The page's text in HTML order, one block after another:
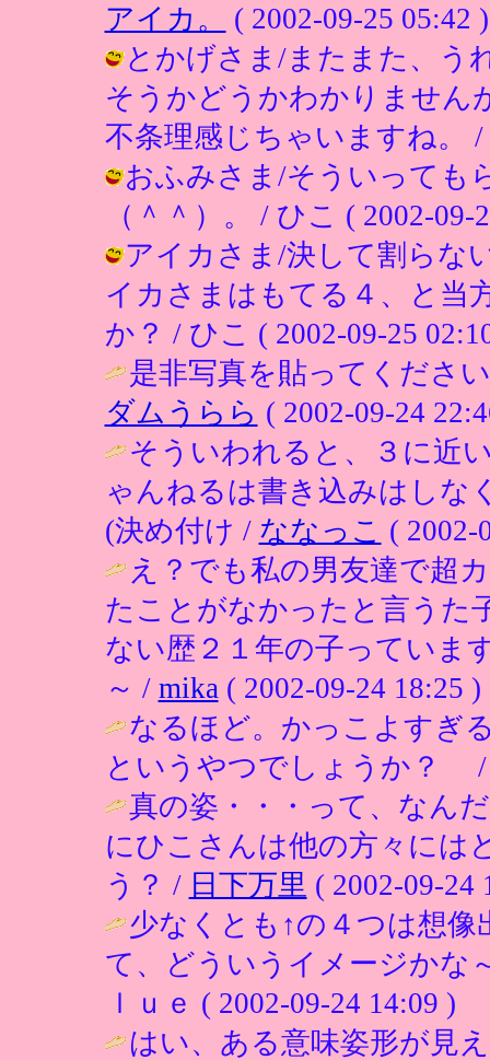
アイカ。
( 2002-09-25 05:42 )
とかげさま/またまた、う
そうかどうかわかりません
不条理感じちゃいますね。 /
おふみさま/そういっても
（＾＾）。 / ひこ ( 2002-09-
アイカさま/決して割らな
イカさまはもてる４、と当
か？ / ひこ ( 2002-09-25
是非写真を貼ってくださ
ダムうらら ( 2002-09-24
そういわれると、３に近
ゃんねるは書き込みはしな
(決め付け / ななっこ ( 2002-
え？でも私の男友達で超
たことがなかったと言うた
ない歴２１年の子っていま
～ / mika ( 2002-09-24 18:25 )
なるほど。かっこよすぎ
というやつでしょうか？
真の姿・・・って、なん
にひこさんは他の方々には
う？ / 日下万里 ( 2002-09-24
少なくとも↑の４つは想
て、どういうイメージかな
ｌｕｅ ( 2002-09-24 14:09 )
はい、ある意味姿形が見